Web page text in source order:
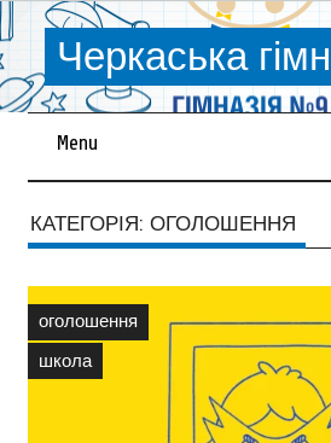
Черкаська
Menu
КАТЕГОРІЯ: ОГОЛОШЕННЯ
оголошення
школа